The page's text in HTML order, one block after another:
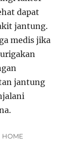
dapat
jantung.
medis jika
jantung
Categories
HOME